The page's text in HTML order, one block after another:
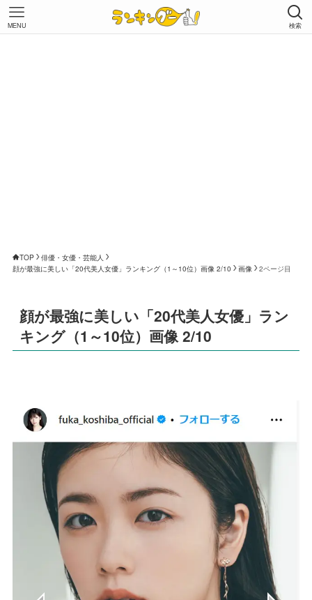
検索
MENU
TOP
俳優・女優・芸能人
顔が最強に美しい「20代美人女優」ランキング（1～10位）画像 2/10
画像 2ページ目
顔が最強に美しい「20代美人女優」ラン
キング（1～10位）画像 2/10